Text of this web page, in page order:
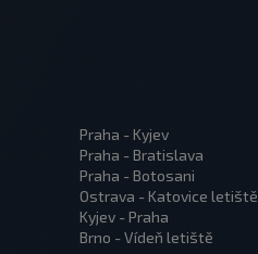
Praha - Kyjev
Praha - Bratislava
Praha - Botosani
Ostrava - Katovice letiště
Kyjev - Praha
Brno - Vídeň letiště